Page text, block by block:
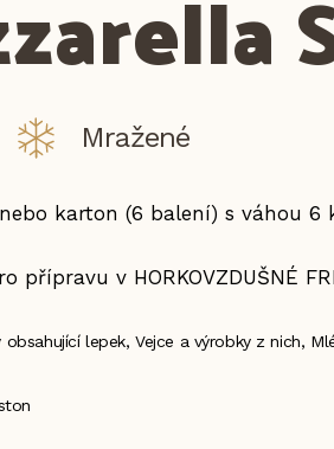
pizzy Masa sous-vide Předsmažená
Mražené
karton (6 balení) s váhou 6
přípravu v HORKOVZDUŠNÉ
lepek, Vejce a výrobky z nich,